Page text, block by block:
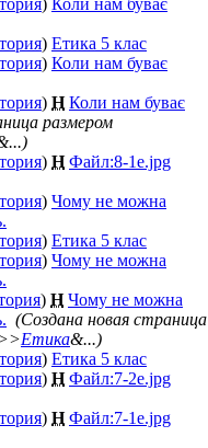
) Етика 5 клас
) Коли нам буває
) Н Коли нам буває
размером
) Н Файл:8-1e.jpg
) Чому не можна
) Етика 5 клас
) Чому не можна
) Н Чому не можна
(Создана новая страница
Етика&...)
) Етика 5 клас
) Н Файл:7-2e.jpg
) Н Файл:7-1e.jpg